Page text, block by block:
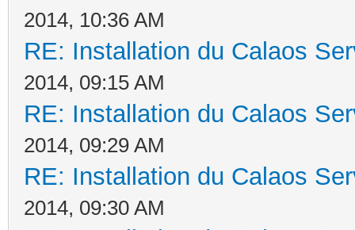
2014, 10:36 AM
RE: Installation du Calaos
2014, 09:15 AM
RE: Installation du Calaos
2014, 09:29 AM
RE: Installation du Calaos
2014, 09:30 AM